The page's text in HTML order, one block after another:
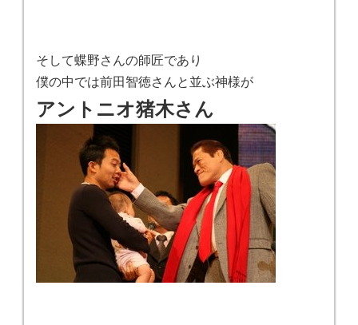
そして蝶野さんの師匠であり
僕の中では前田智徳さんと並ぶ神様が
アントニオ猪木さん